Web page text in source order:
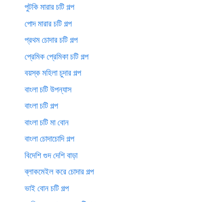
পুটকি মারার চটি গল্প
পোদ মারার চটি গল্প
প্রথম চোদার চটি গল্প
প্রেমিক প্রেমিকা চটি গল্প
বয়স্ক মহিলা চুদার গল্প
বাংলা চটি উপন্যাস
বাংলা চটি গল্প
বাংলা চটি মা বোন
বাংলা চোদাচোদি গল্প
বিদেশি গুদ দেশি বাড়া
ব্লাকমেইল করে চোদার গল্প
ভাই বোন চটি গল্প